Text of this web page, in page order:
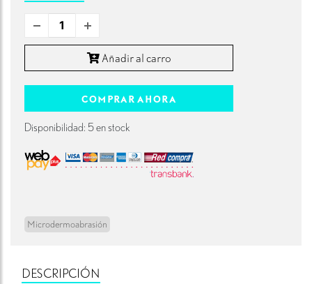
Añadir al carro
COMPRAR AHORA
Disponibilidad: 5 en stock
Microdermoabrasión
DESCRIPCIÓN